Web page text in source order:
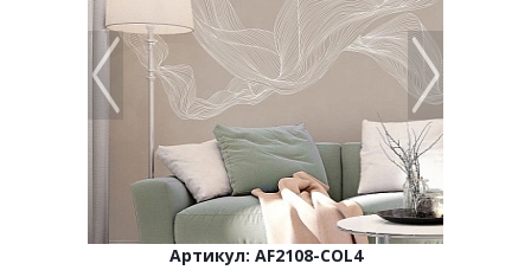
Артикул: AF2108-COL4